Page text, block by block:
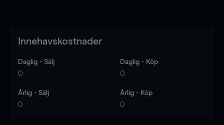
Innehavskostnader
Daglig - Sälj
0
Daglig - Köp
0
Årlig - Sälj
0
Årlig - Köp
0